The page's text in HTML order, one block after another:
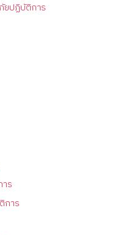
ยปฏิบัติการ
ร
การ